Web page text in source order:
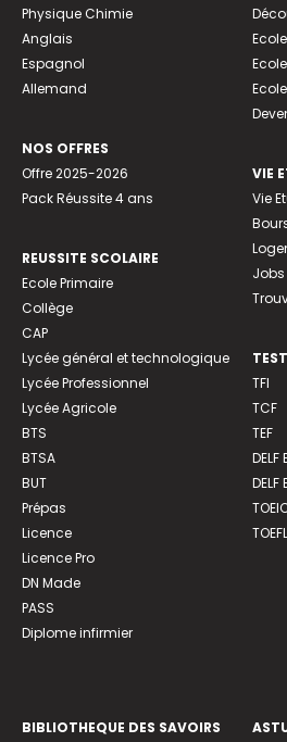
Physique Chimie
Anglais
Espagnol
Allemand
NOS OFFRES
Offre 2025-2026
Pack Réussite 4 ans
REUSSITE SCOLAIRE
Ecole Primaire
Collège
CAP
Lycée général et technologique
Lycée Professionnel
Lycée Agricole
BTS
BTSA
BUT
Prépas
Licence
Licence Pro
DN Made
PASS
Diplome infirmier
VIE
Vie
TFI
TCF
TEF
DELF
DELF
TOEFL
BIBLIOTHEQUE DES SAVOIRS